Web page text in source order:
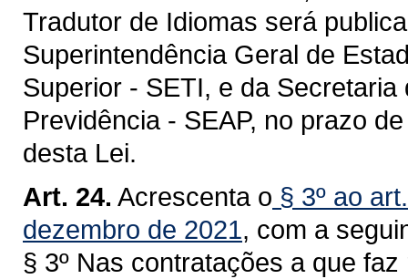
Tradutor de Idiomas será
Superintendência Geral de
Superior - SETI, e da
Previdência - SEAP, no prazo
desta Lei.
Art. 24. Acrescenta o § 3º ao
dezembro de 2021, com a
§ 3º Nas contratações a que